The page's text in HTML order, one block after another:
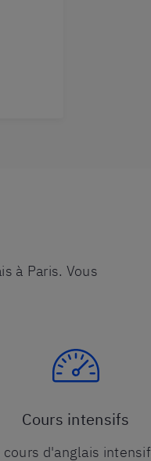
à Paris. Vous
Cours intensifs
cours d'anglais